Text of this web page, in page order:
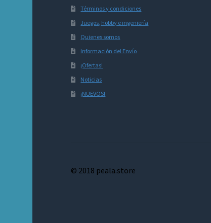
Términos y condiciones
Juegos, hobby e ingeniería
Quienes somos
Información del Envío
¡Ofertas!
Noticias
¡NUEVOS!
© 2018 peala.store